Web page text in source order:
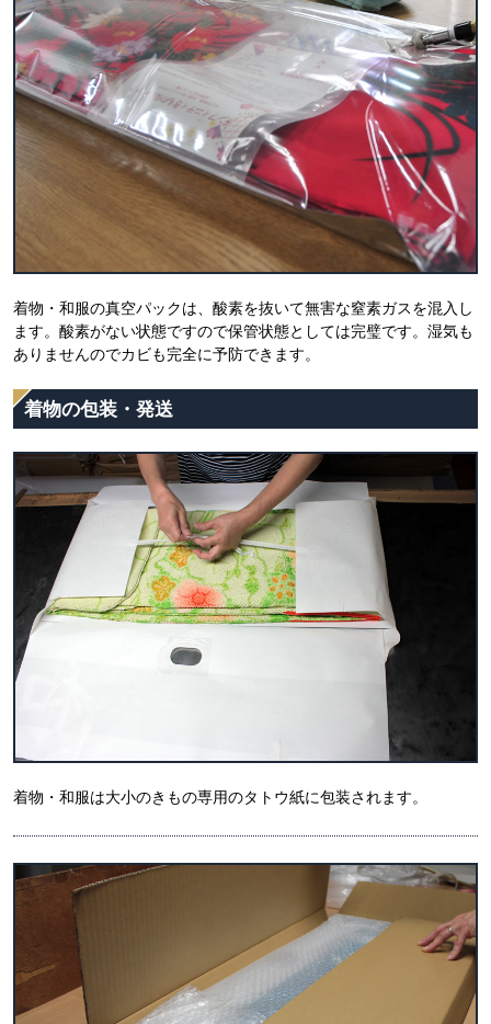
着物・和服の真空パックは、酸素を抜いて無害な窒素ガスを混入し
ます。酸素がない状態ですので保管状態としては完璧です。湿気も
ありませんのでカビも完全に予防できます。
着物の包装・発送
着物・和服は大小のきもの専用のタトウ紙に包装されます。